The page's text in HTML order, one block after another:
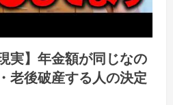
実】年金額が同じなの
老後破産する人の決定